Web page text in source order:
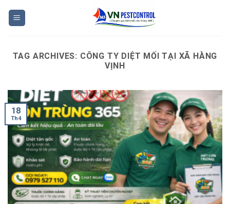
TAG ARCHIVES: CÔNG TY DIỆT MỐI TẠI XÃ HÀNG
VỊNH
18
Th4